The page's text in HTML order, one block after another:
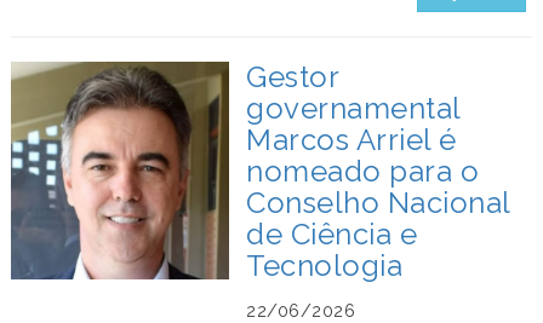
Gestor
governamental
Marcos Arriel é
nomeado para o
Conselho Nacional
de Ciência e
Tecnologia
22/06/2026